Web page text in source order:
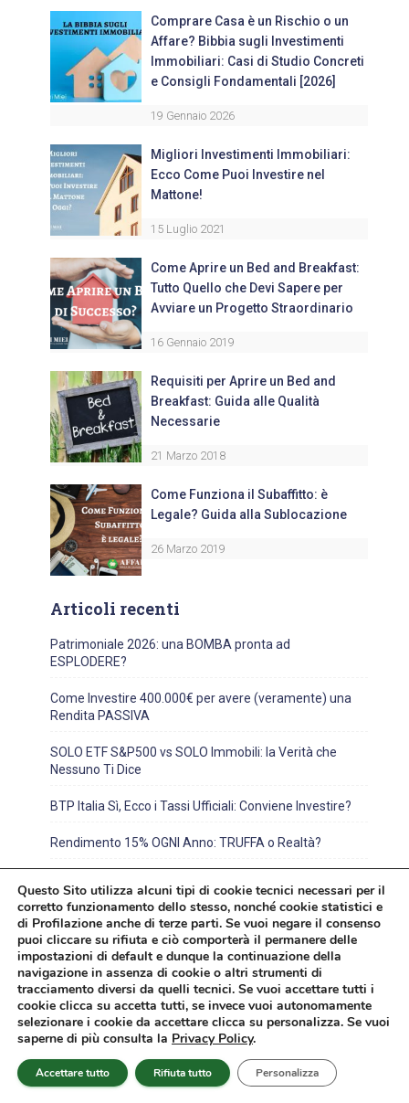
Comprare Casa è un Rischio o un
Affare? Bibbia sugli Investimenti
Immobiliari: Casi di Studio Concreti
e Consigli Fondamentali [2026]
19 Gennaio 2026
Migliori Investimenti Immobiliari:
Ecco Come Puoi Investire nel
Mattone!
15 Luglio 2021
Come Aprire un Bed and Breakfast:
Tutto Quello che Devi Sapere per
Avviare un Progetto Straordinario
16 Gennaio 2019
Requisiti per Aprire un Bed and
Breakfast: Guida alle Qualità
Necessarie
21 Marzo 2018
Come Funziona il Subaffitto: è
Legale? Guida alla Sublocazione
26 Marzo 2019
Articoli recenti
Patrimoniale 2026: una BOMBA pronta ad
ESPLODERE?
Come Investire 400.000€ per avere (veramente) una
Rendita PASSIVA
SOLO ETF S&P500 vs SOLO Immobili: la Verità che
Nessuno Ti Dice
BTP Italia Sì, Ecco i Tassi Ufficiali: Conviene Investire?
Rendimento 15% OGNI Anno: TRUFFA o Realtà?
Articoli correlati
Questo Sito utilizza alcuni tipi di cookie tecnici necessari per il
corretto funzionamento dello stesso, nonché cookie statistici e
di Profilazione anche di terze parti. Se vuoi negare il consenso
puoi cliccare su rifiuta e ciò comporterà il permanere delle
impostazioni di default e dunque la continuazione della
navigazione in assenza di cookie o altri strumenti di
tracciamento diversi da quelli tecnici. Se vuoi accettare tutti i
cookie clicca su accetta tutti, se invece vuoi autonomamente
selezionare i cookie da accettare clicca su personalizza. Se vuoi
saperne di più consulta la Privacy Policy.
Accettare tutto Rifiuta tutto Personalizza